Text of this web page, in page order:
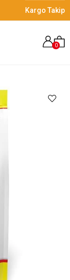
Kargo Takip
0